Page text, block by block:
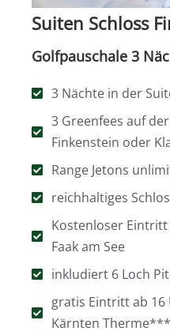
Suiten Schloss
Golfpauschale 3
3 Nächte in der
3 Greenfees auf
Finkenstein oder
Range Jetons
reichhaltiges
Kostenloser Eintritt
Faak am See
inkludiert 6 Loch
gratis Eintritt ab
Kärnten Therme***